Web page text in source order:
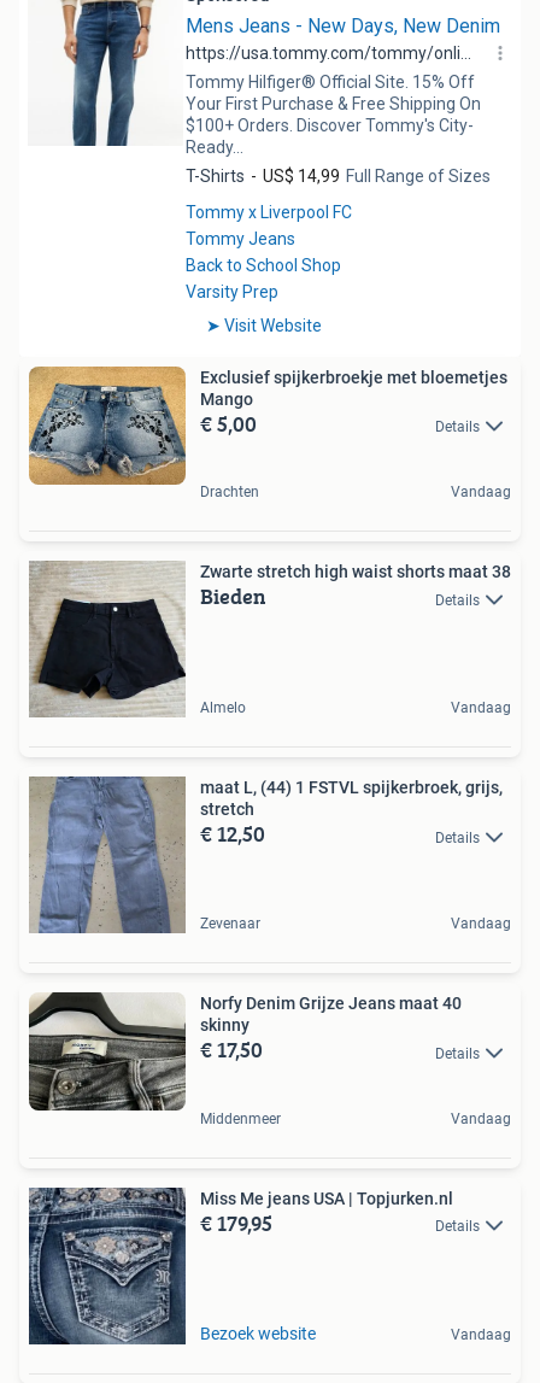
Exclusief spijkerbroekje met bloemetjes
Mango
€ 5,00 Details
Drachten Vandaag
Zwarte stretch high waist shorts maat 38
Bieden Details
Almelo Vandaag
maat L, (44) 1 FSTVL spijkerbroek, grijs,
stretch
€ 12,50 Details
Zevenaar Vandaag
Norfy Denim Grijze Jeans maat 40
skinny
€ 17,50 Details
Middenmeer Vandaag
Miss Me jeans USA | Topjurken.nl
€ 179,95 Details
Bezoek website Vandaag